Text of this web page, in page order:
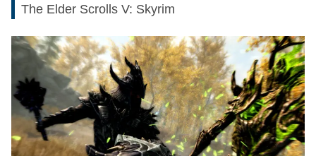
The Elder Scrolls V: Skyrim